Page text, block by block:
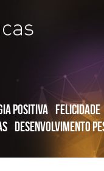
Positiva Felicidade
Desenvolvimento